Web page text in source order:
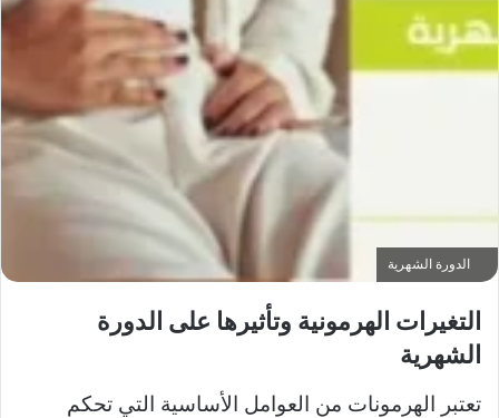
الدورة الشهرية
التغيرات الهرمونية وتأثيرها على الدورة
الشهرية
تعتبر الهرمونات من العوامل الأساسية التي تحكم